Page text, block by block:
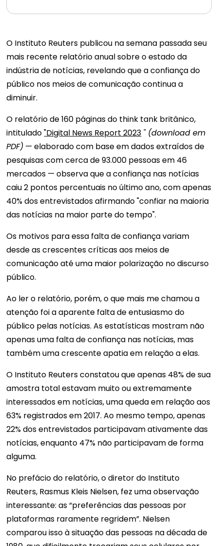
O Instituto Reuters publicou na semana passada seu
mais recente relatório anual sobre o estado da
indústria de notícias, revelando que a confiança do
público nos meios de comunicação continua a
diminuir.
O relatório de 160 páginas do think tank britânico,
intitulado"Digital News Report 2023 " (download em
PDF) — elaborado com base em dados extraídos de
pesquisas com cerca de 93.000 pessoas em 46
mercados — observa que a confiança nas notícias
caiu 2 pontos percentuais no último ano, com apenas
40% dos entrevistados afirmando "confiar na maioria
das notícias na maior parte do tempo".
Os motivos para essa falta de confiança variam
desde as crescentes críticas aos meios de
comunicação até uma maior polarização no discurso
público.
Ao ler o relatório, porém, o que mais me chamou a
atenção foi a aparente falta de entusiasmo do
público pelas notícias. As estatísticas mostram não
apenas uma falta de confiança nas notícias, mas
também uma crescente apatia em relação a elas.
O Instituto Reuters constatou que apenas 48% de sua
amostra total estavam muito ou extremamente
interessados ​​em notícias, uma queda em relação aos
63% registrados em 2017. Ao mesmo tempo, apenas
22% dos entrevistados participavam ativamente das
notícias, enquanto 47% não participavam de forma
alguma.
No prefácio do relatório, o diretor do Instituto
Reuters, Rasmus Kleis Nielsen, fez uma observação
interessante: as “preferências das pessoas por
plataformas raramente regridem”. Nielsen
comparou isso à situação das pessoas na década de